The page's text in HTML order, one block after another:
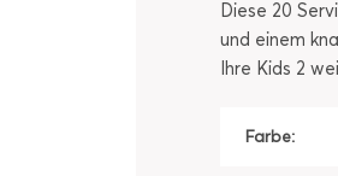
Diese 20
und einem
Ihre Kids 2
Farbe: